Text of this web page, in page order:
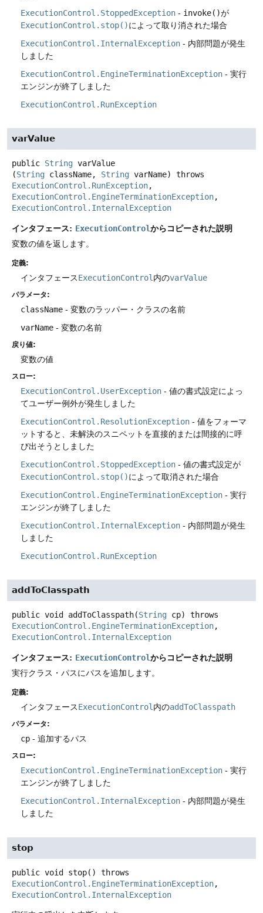
ExecutionControl.StoppedException - invoke()が
ExecutionControl.stop()によって取り消された場合
ExecutionControl.InternalException - 内部問題が発生
しました
ExecutionControl.EngineTerminationException - 実行
エンジンが終了しました
ExecutionControl.RunException
varValue
public String varValue
(String className, String varName)
throws
ExecutionControl.RunException
ExecutionControl.EngineTerminationException
ExecutionControl.InternalException
インタフェース: ExecutionControlからコピーされた説明
変数の値を返します。
定義:
インタフェースExecutionControl 内のvarValue
パラメータ:
className - 変数のラッパー・クラスの名前
varName - 変数の名前
戻り値:
変数の値
スロー:
ExecutionControl.UserException - 値の書式設定によっ
てユーザー例外が発生しました
ExecutionControl.ResolutionException - 値をフォーマ
ットすると、未解決のスニペットを直接的または間接的に呼
び出そうとしました
ExecutionControl.StoppedException - 値の書式設定が
ExecutionControl.stop()によって取消された場合
ExecutionControl.EngineTerminationException - 実行
エンジンが終了しました
ExecutionControl.InternalException - 内部問題が発生
しました
ExecutionControl.RunException
addToClasspath
public void addToClasspath(String cp)
throws
ExecutionControl.EngineTerminationException
ExecutionControl.InternalException
インタフェース: ExecutionControlからコピーされた説明
実行クラス・パスにパスを追加します。
定義:
インタフェースExecutionControl内のaddToClasspath
パラメータ:
cp - 追加するパス
スロー:
ExecutionControl.EngineTerminationException - 実行
エンジンが終了しました
ExecutionControl.InternalException - 内部問題が発生
しました
stop
public void stop() throws
ExecutionControl.EngineTerminationException
ExecutionControl.InternalException